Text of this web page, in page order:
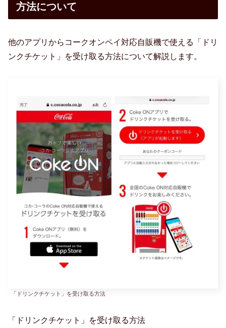
方法について
他のアプリからコークオンペイ対応自販機で使える「ドリ
ンクチケット」を受け取る方法について解説します。
「ドリンクチケット」を受け取る方法
「ドリンクチケット」を受け取る方法